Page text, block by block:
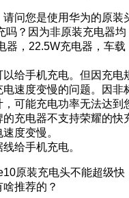
问您是使用华为的原装
吗？因为非原装充电器均
器，22.5W充电器，车载
给手机充电。但因充电
速度变慢的问题。因非
可能充电功率无法达到
充电器不支持荣耀的快
度变慢。
给手机充电。
原装充电头不能超级快
推荐的？